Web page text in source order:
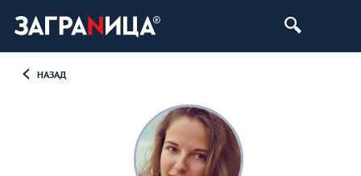
НАЗАД